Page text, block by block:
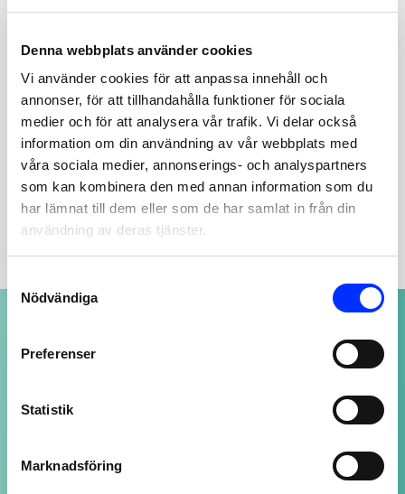
Denna webbplats använder cookies
Vi använder cookies för att anpassa innehåll och
annonser, för att tillhandahålla funktioner för sociala
medier och för att analysera vår trafik. Vi delar också
information om din användning av vår webbplats med
våra sociala medier, annonserings- och analyspartners
som kan kombinera den med annan information som du
har lämnat till dem eller som de har samlat in från din
användning av deras tjänster.
Selection
Nödvändiga
Preferenser
Statistik
Marknadsföring
högkvalitativa torkhissar.
Lägg till i varukorg
BESKRIVNING
YTTERLIGARE INFORMATION
kvällar och helger, fast med längre svarstid.